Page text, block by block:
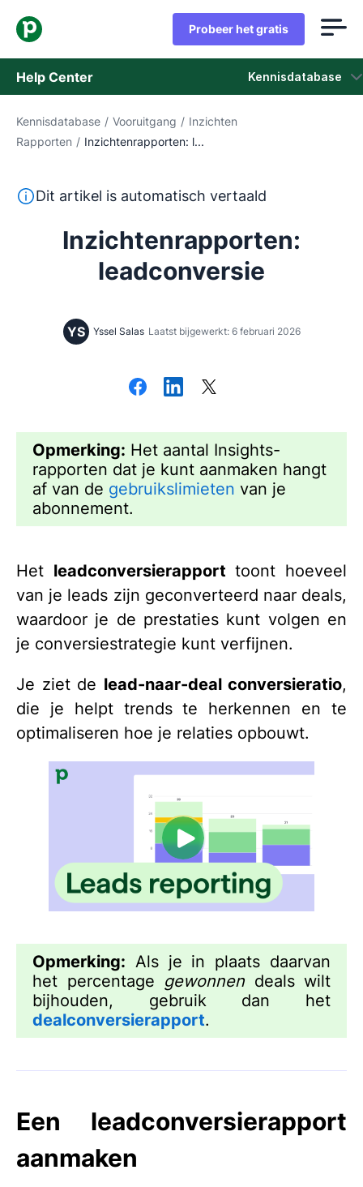
Probeer het gratis
Help Center Kennisdatabase
Kennisdatabase
Neem contact op met het ondersteuningsteam
Kennisdatabase / Vooruitgang / Inzichten
Rapporten / Inzichtenrapporten: l...
Deze tekst is automatisch vertaald uit het Engels,
Dit artikel is automatisch vertaald
Inzichtenrapporten:
leadconversie
YS Yssel Salas Laatst bijgewerkt: 6 februari 2026
Opmerking: Het aantal Insights-
rapporten dat je kunt aanmaken hangt
af van de gebruikslimieten van je
abonnement.
Het leadconversierapporttoont hoeveel
van je leads zijn geconverteerd naar deals,
waardoor je de prestaties kunt volgen en
je conversiestrategie kunt verfijnen.
Je ziet de lead-naar-deal conversieratio,
die je helpt trends te herkennen en te
optimaliseren hoe je relaties opbouwt.
Opmerking: Als je in plaats daarvan
het percentage gewonnen deals wilt
bijhouden, gebruik dan het
dealconversierapport.
Een leadconversierapport
aanmaken